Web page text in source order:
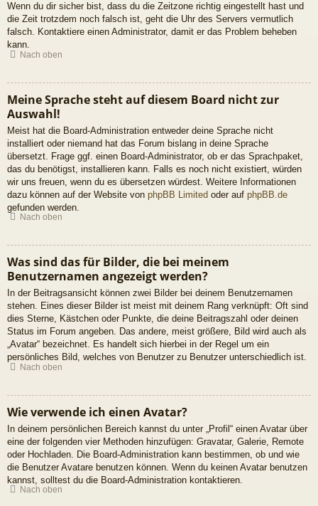
Wenn du dir sicher bist, dass du die Zeitzone richtig eingestellt hast und
die Zeit trotzdem noch falsch ist, geht die Uhr des Servers vermutlich
falsch. Kontaktiere einen Administrator, damit er das Problem beheben
kann.
Nach oben
Meine Sprache steht auf diesem Board nicht zur
Auswahl!
Meist hat die Board-Administration entweder deine Sprache nicht
installiert oder niemand hat das Forum bislang in deine Sprache
übersetzt. Frage ggf. einen Board-Administrator, ob er das Sprachpaket,
das du benötigst, installieren kann. Falls es noch nicht existiert, würden
wir uns freuen, wenn du es übersetzen würdest. Weitere Informationen
dazu können auf der Website von phpBB Limited oder auf phpBB.de
gefunden werden.
Nach oben
Was sind das für Bilder, die bei meinem
Benutzernamen angezeigt werden?
In der Beitragsansicht können zwei Bilder bei deinem Benutzernamen
stehen. Eines dieser Bilder ist meist mit deinem Rang verknüpft: Oft sind
dies Sterne, Kästchen oder Punkte, die deine Beitragszahl oder deinen
Status im Forum angeben. Das andere, meist größere, Bild wird auch als
„Avatar“ bezeichnet. Es handelt sich hierbei in der Regel um ein
persönliches Bild, welches von Benutzer zu Benutzer unterschiedlich ist.
Nach oben
Wie verwende ich einen Avatar?
In deinem persönlichen Bereich kannst du unter „Profil“ einen Avatar über
eine der folgenden vier Methoden hinzufügen: Gravatar, Galerie, Remote
oder Hochladen. Die Board-Administration kann bestimmen, ob und wie
die Benutzer Avatare benutzen können. Wenn du keinen Avatar benutzen
kannst, solltest du die Board-Administration kontaktieren.
Nach oben